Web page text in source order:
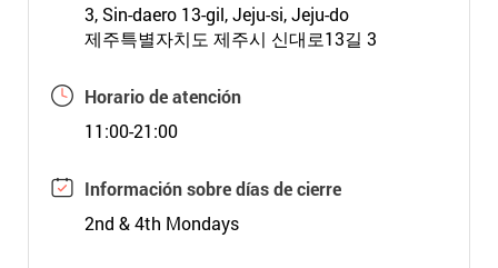
3, Sin-daero 13-gil, Jeju-si, Jeju-do
제주특별자치도 제주시 신대로13길 3
Horario de atención
11:00-21:00
Información sobre días de cierre
2nd & 4th Mondays